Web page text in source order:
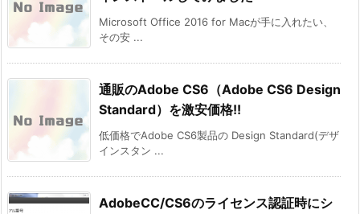
Microsoft Office 2016 for Macが手に入れたい、
その安 ...
通販のAdobe CS6（Adobe CS6 Design
Standard）を激安価格!!
低価格でAdobe CS6製品の Design Standard(デザ
インスタン ...
AdobeCC/CS6のライセンス認証時にシ